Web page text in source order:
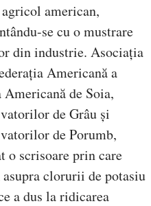
american,
se cu o mustrare
din industrie. Asociația
Americană a
de Soia,
de Grâu și
de Porumb,
o scrisoare prin care
clorurii de potasiu
a dus la ridicarea